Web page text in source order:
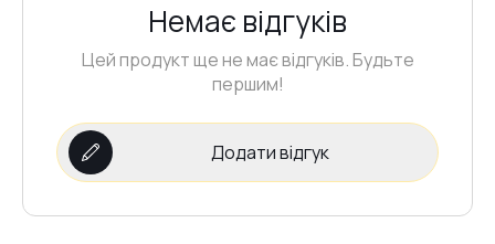
Немає відгуків
Цей продукт ще не має відгуків. Будьте
першим!
Додати відгук